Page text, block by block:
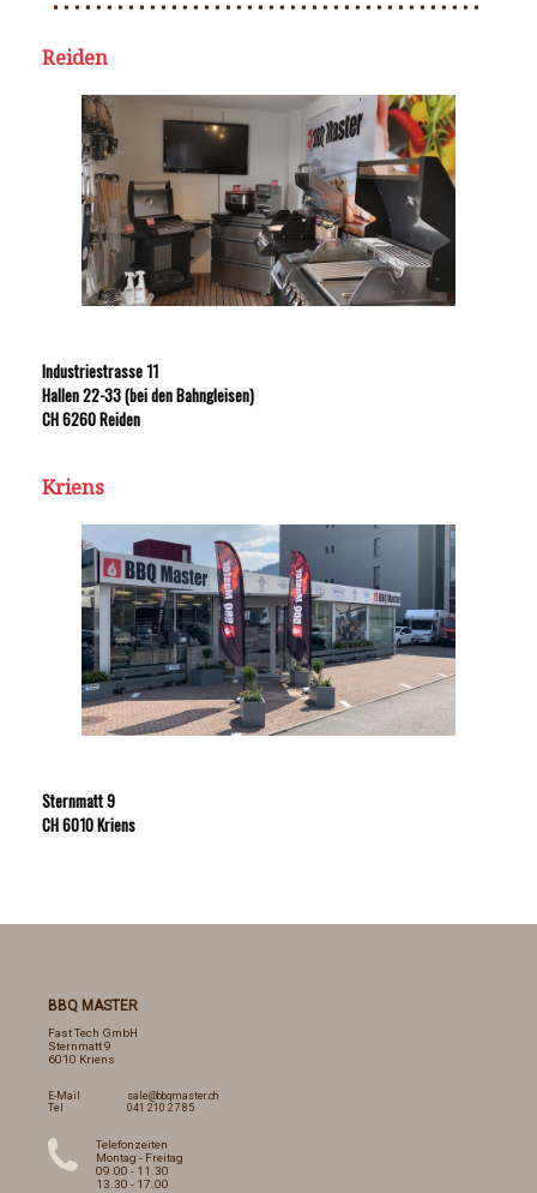
Reiden
Industriestrasse 11
Hallen 22-33 (bei den Bahngleisen)
CH 6260 Reiden
Kriens
Sternmatt 9
CH 6010 Kriens
BBQ MASTER
Fast Tech GmbH
Sternmatt 9
6010 Kriens
E-Mail
sale@bbqmaster.ch
Tel
041 210 27 85
Telefonzeiten
Montag - Freitag
09.00 - 11.30
13.30 - 17.00